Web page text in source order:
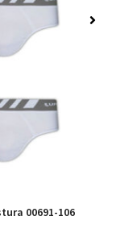
00691-106